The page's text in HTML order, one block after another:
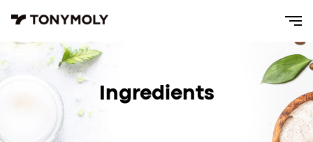
Ingredients